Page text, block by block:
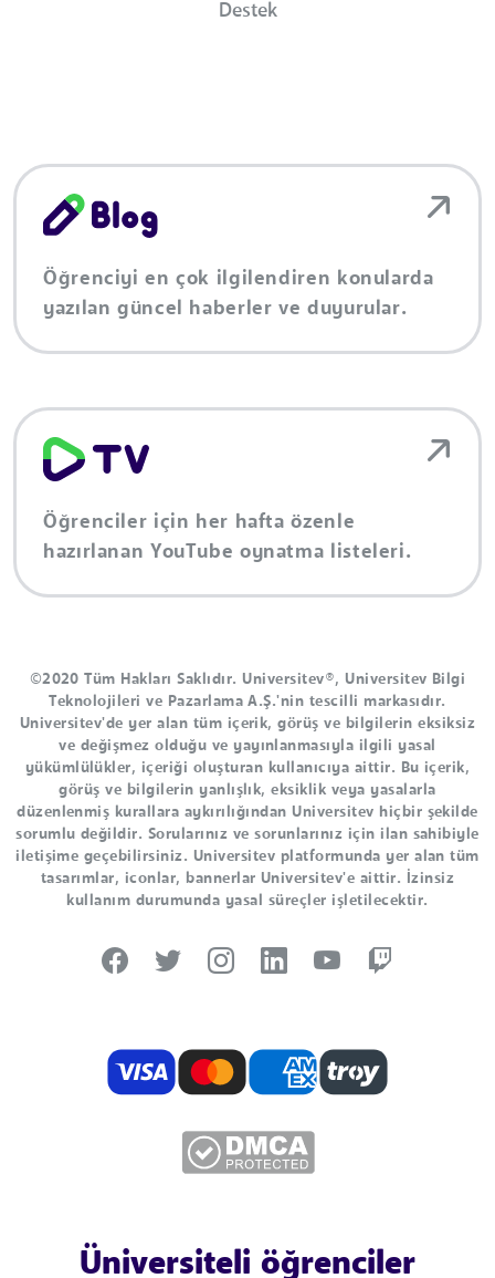
Destek
Öğrenciyi en çok ilgilendiren konularda
yazılan güncel haberler ve duyurular.
Öğrenciler için her hafta özenle
hazırlanan YouTube oynatma listeleri.
©2020 Tüm Hakları Saklıdır. Universitev®, Universitev Bilgi
Teknolojileri ve Pazarlama A.Ş.'nin tescilli markasıdır.
Universitev'de yer alan tüm içerik, görüş ve bilgilerin eksiksiz
ve değişmez olduğu ve yayınlanmasıyla ilgili yasal
yükümlülükler, içeriği oluşturan kullanıcıya aittir. Bu içerik,
görüş ve bilgilerin yanlışlık, eksiklik veya yasalarla
düzenlenmiş kurallara aykırılığından Universitev hiçbir şekilde
sorumlu değildir. Sorularınız ve sorunlarınız için ilan sahibiyle
iletişime geçebilirsiniz. Universitev platformunda yer alan tüm
tasarımlar, iconlar, bannerlar Universitev'e aittir. İzinsiz
kullanım durumunda yasal süreçler işletilecektir.
Üniversiteli öğrenciler